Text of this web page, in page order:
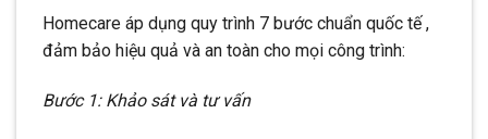
Homecare áp dụng quy trình 7 bước chuẩn quốc tế ,
đảm bảo hiệu quả và an toàn cho mọi công trình:
Bước 1: Khảo sát và tư vấn